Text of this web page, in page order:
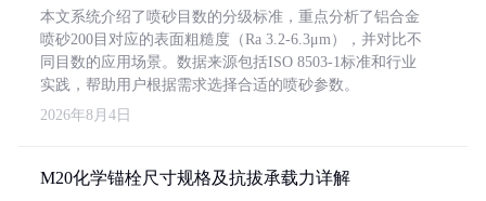
本文系统介绍了喷砂目数的分级标准，重点分析了铝合金
喷砂200目对应的表面粗糙度（Ra 3.2-6.3μm），并对比不
同目数的应用场景。数据来源包括ISO 8503-1标准和行业
实践，帮助用户根据需求选择合适的喷砂参数。
2026年8月4日
M20化学锚栓尺寸规格及抗拔承载力详解